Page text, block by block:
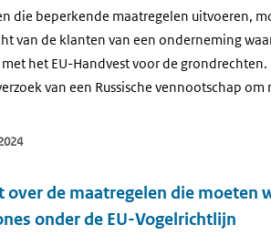
die beperkende maatregelen uitvoeren,
van de klanten van een onderneming
het EU-Handvest voor de
van een Russische vennootschap
over de maatregelen die moeten
onder de EU-Vogelrichtlijn